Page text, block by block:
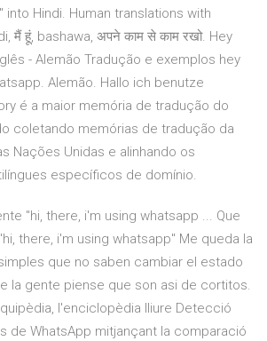
into Hindi. Human translations with
मैं हूं, bashawa, अपने काम से काम रखो. Hey
- Alemão Tradução e exemplos hey
Alemão. Hallo ich benutze
é a maior memória de tradução do
coletando memórias de tradução da
Nações Unidas e alinhando os
específicos de domínio.
"hi, there, i'm using whatsapp ... Que
there, i'm using whatsapp" Me queda la
que no saben cambiar el estado
la gente piense que son asi de cortitos.
l'enciclopèdia lliure Detecció
de WhatsApp mitjançant la comparació